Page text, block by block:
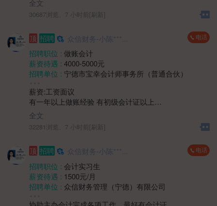
3、熟悉物业管理相关流程及法律法规者优先。
工作经验 :
经验不限
柘荣县 双城镇
能力和团队协作精神；具有较强的学习能力，能快速适
应公司财务工作流程和节奏。
五、上班时间：上午8:30-12:00 下午14:00-17:30
周末双休，法定节假日放假。
全文
30687浏览、 7 小时前[刷新]
顶 招聘 众信财务-小陈***... 电话
招聘职位 : 做账会计
薪资待遇 : 4000-5000元
招聘单位 : 宁德市宝幸会计师事务所（普通合伙）
性别要求 :女
年龄要求 :年龄不限
学历要求 :
工作经验 :
1-3年
薪资:工资面议
有一年以上做账经验 有初级会计证以上
1.熟练使用帐套软件，凭证录入，以及税务申报税务问题
处理等
2.能够独立完成帐套
上班时间：8.30-12.00 14:00-17:30周末双休，法定节假
日
全文
32281浏览、 7 小时前[刷新]
顶 招聘 众信财务-小陈***... 电话
招聘职位 : 会计实习生
薪资待遇 : 1500元/月
招聘单位 : 众信财务管理（宁德）有限公司